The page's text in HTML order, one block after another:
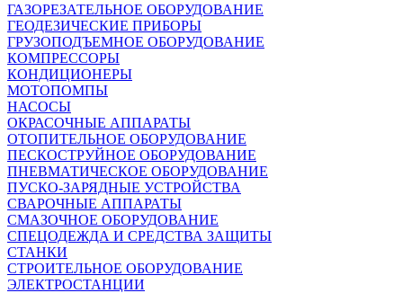
ГАЗОРЕЗАТЕЛЬНОЕ ОБОРУДОВАНИЕ
ГЕОДЕЗИЧЕСКИЕ ПРИБОРЫ
ГРУЗОПОДЪЕМНОЕ ОБОРУДОВАНИЕ
КОМПРЕССОРЫ
КОНДИЦИОНЕРЫ
МОТОПОМПЫ
НАСОСЫ
ОКРАСОЧНЫЕ АППАРАТЫ
ОТОПИТЕЛЬНОЕ ОБОРУДОВАНИЕ
ПЕСКОСТРУЙНОЕ ОБОРУДОВАНИЕ
ПНЕВМАТИЧЕСКОЕ ОБОРУДОВАНИЕ
ПУСКО-ЗАРЯДНЫЕ УСТРОЙСТВА
СВАРОЧНЫЕ АППАРАТЫ
СМАЗОЧНОЕ ОБОРУДОВАНИЕ
СПЕЦОДЕЖДА И СРЕДСТВА ЗАЩИТЫ
СТАНКИ
СТРОИТЕЛЬНОЕ ОБОРУДОВАНИЕ
ЭЛЕКТРОСТАНЦИИ